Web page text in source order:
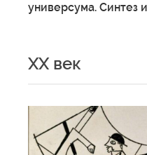
универсума. Синтез
XX век